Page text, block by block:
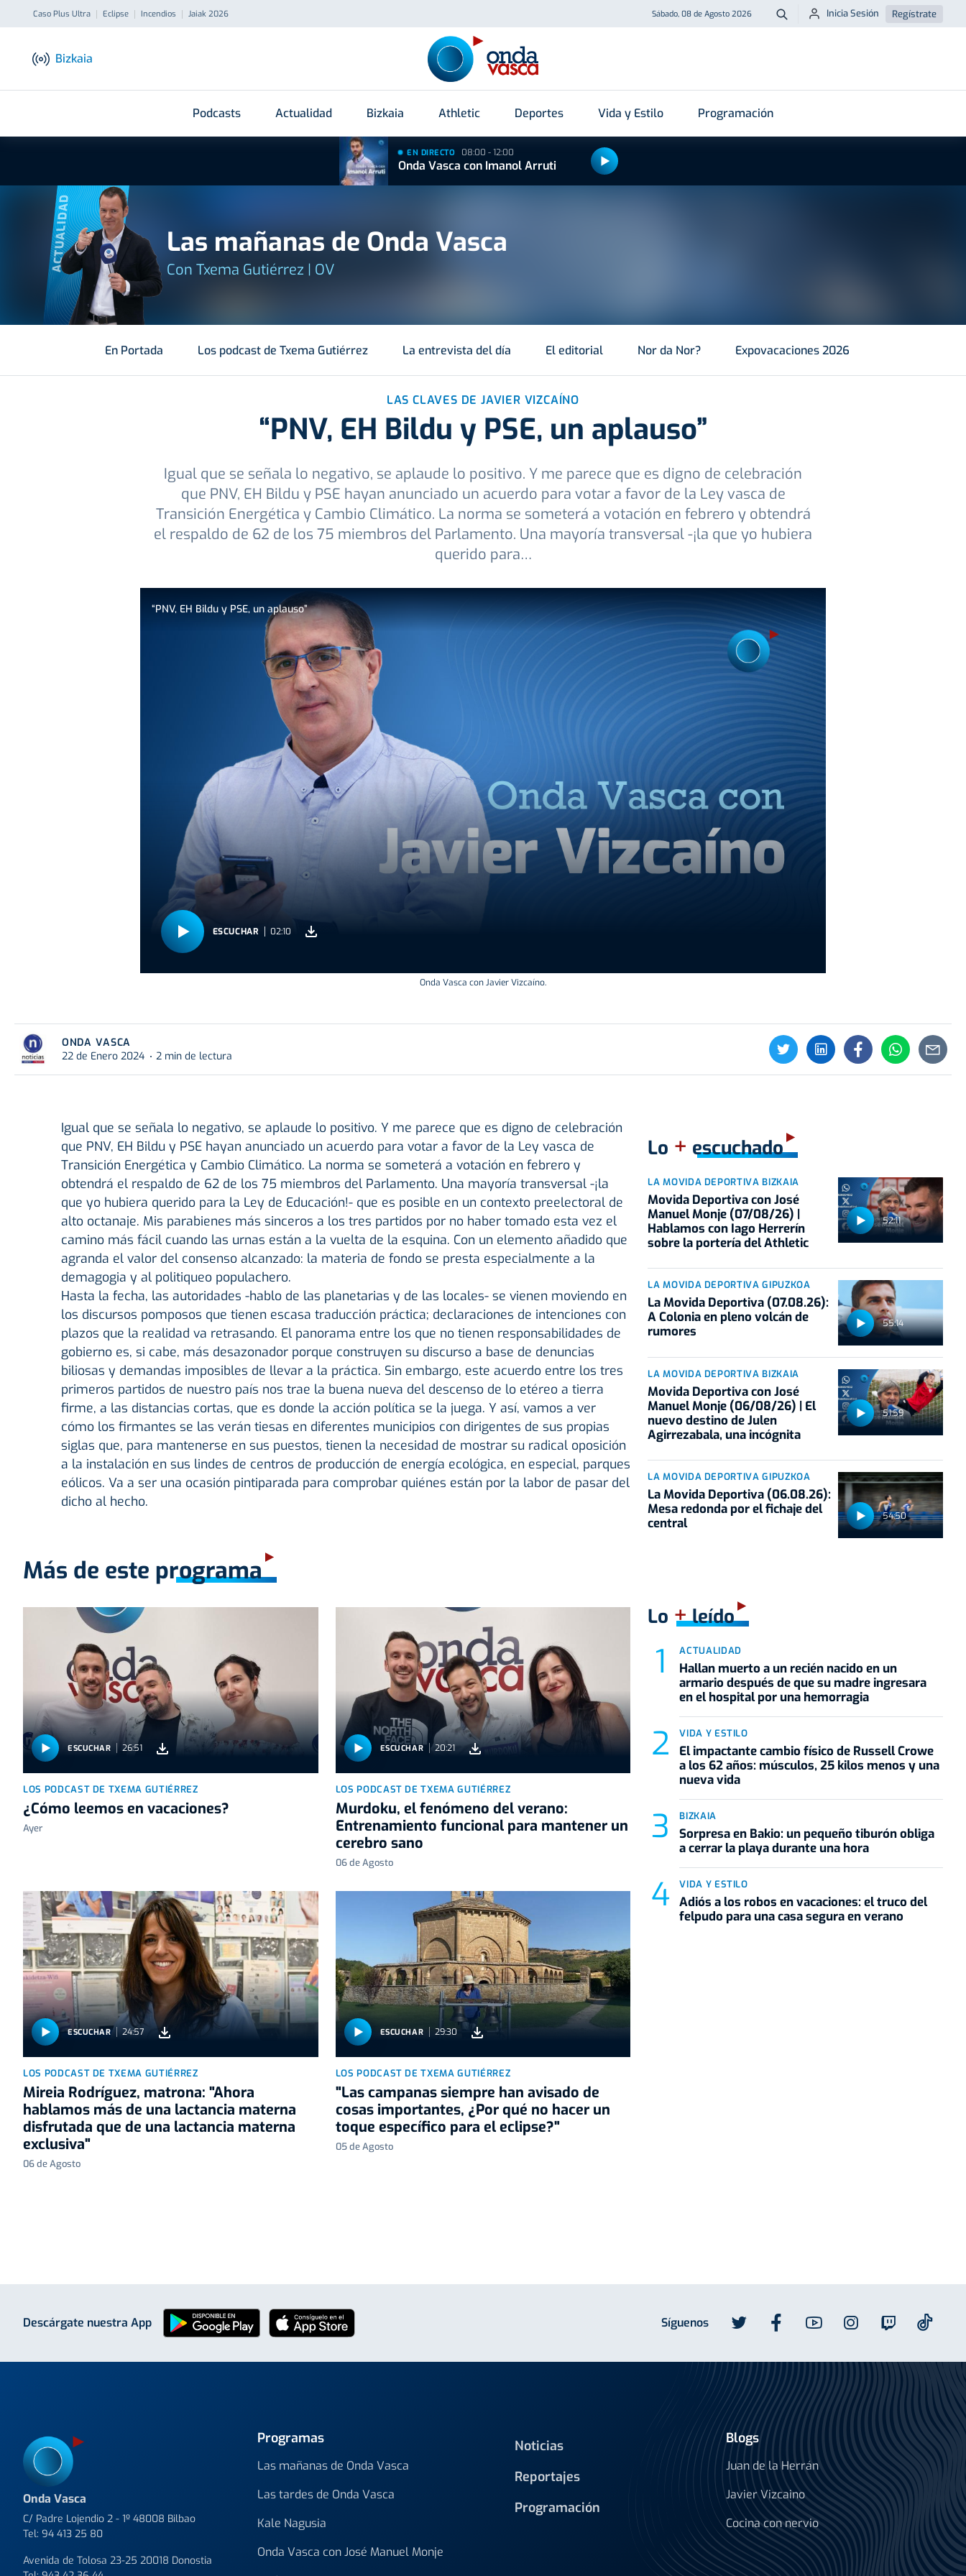
Caso Plus Ultra Eclipse Incendios Jaiak 2026 Sábado, 08 de Agosto 2026 Buscar
Inicia Sesión Regístrate
Bizkaia
Podcasts Actualidad Bizkaia Athletic Deportes Vida y Estilo Programación
EN DIRECTO 08:00 - 12:00
Onda Vasca con Imanol Arruti
ACTUALIDAD Las mañanas de Onda Vasca
Con Txema Gutiérrez | OV
En Portada Los podcast de Txema Gutiérrez La entrevista del día El editorial Nor da Nor? Expovacaciones 2026
LAS CLAVES DE JAVIER VIZCAÍNO
“PNV, EH Bildu y PSE, un aplauso”
Igual que se señala lo negativo, se aplaude lo positivo. Y me parece que es digno de celebración
que PNV, EH Bildu y PSE hayan anunciado un acuerdo para votar a favor de la Ley vasca de
Transición Energética y Cambio Climático. La norma se someterá a votación en febrero y obtendrá
el respaldo de 62 de los 75 miembros del Parlamento. Una mayoría transversal -¡la que yo hubiera
querido para…
“PNV, EH Bildu y PSE, un aplauso”
ESCUCHAR 02:10
Onda Vasca con Javier Vizcaíno.
ONDA VASCA
22 de Enero 2024
2 min de lectura
Igual que se señala lo negativo, se aplaude lo positivo. Y me parece que es digno de celebración
que PNV, EH Bildu y PSE hayan anunciado un acuerdo para votar a favor de la Ley vasca de
Transición Energética y Cambio Climático. La norma se someterá a votación en febrero y
obtendrá el respaldo de 62 de los 75 miembros del Parlamento. Una mayoría transversal -¡la
que yo hubiera querido para la Ley de Educación!- que es posible en un contexto preelectoral de
alto octanaje. Mis parabienes más sinceros a los tres partidos por no haber tomado esta vez el
camino más fácil cuando las urnas están a la vuelta de la esquina. Con un elemento añadido que
agranda el valor del consenso alcanzado: la materia de fondo se presta especialmente a la
demagogia y al politiqueo populachero.
Hasta la fecha, las autoridades -hablo de las planetarias y de las locales- se vienen moviendo en
los discursos pomposos que tienen escasa traducción práctica; declaraciones de intenciones con
plazos que la realidad va retrasando. El panorama entre los que no tienen responsabilidades de
gobierno es, si cabe, más desazonador porque construyen su discurso a base de denuncias
biliosas y demandas imposibles de llevar a la práctica. Sin embargo, este acuerdo entre los tres
primeros partidos de nuestro país nos trae la buena nueva del descenso de lo etéreo a tierra
firme, a las distancias cortas, que es donde la acción política se la juega. Y así, vamos a ver
cómo los firmantes se las verán tiesas en diferentes municipios con dirigentes de sus propias
siglas que, para mantenerse en sus puestos, tienen la necesidad de mostrar su radical oposición
a la instalación en sus lindes de centros de producción de energía ecológica, en especial, parques
eólicos. Va a ser una ocasión pintiparada para comprobar quiénes están por la labor de pasar del
dicho al hecho.
Más de este programa
ESCUCHAR 26:51
LOS PODCAST DE TXEMA GUTIÉRREZ
¿Cómo leemos en vacaciones?
Ayer
ESCUCHAR 20:21
LOS PODCAST DE TXEMA GUTIÉRREZ
Murdoku, el fenómeno del verano:
Entrenamiento funcional para mantener un
cerebro sano
06 de Agosto
ESCUCHAR 24:57
LOS PODCAST DE TXEMA GUTIÉRREZ
Mireia Rodríguez, matrona: "Ahora
hablamos más de una lactancia materna
disfrutada que de una lactancia materna
exclusiva"
06 de Agosto
ESCUCHAR 29:30
LOS PODCAST DE TXEMA GUTIÉRREZ
"Las campanas siempre han avisado de
cosas importantes, ¿Por qué no hacer un
toque específico para el eclipse?"
05 de Agosto
Lo + escuchado
52:11
LA MOVIDA DEPORTIVA BIZKAIA
Movida Deportiva con José
Manuel Monje (07/08/26) |
Hablamos con Iago Herrerín
sobre la portería del Athletic
55:14
LA MOVIDA DEPORTIVA GIPUZKOA
La Movida Deportiva (07.08.26):
A Colonia en pleno volcán de
rumores
51:59
LA MOVIDA DEPORTIVA BIZKAIA
Movida Deportiva con José
Manuel Monje (06/08/26) | El
nuevo destino de Julen
Agirrezabala, una incógnita
54:50
LA MOVIDA DEPORTIVA GIPUZKOA
La Movida Deportiva (06.08.26):
Mesa redonda por el fichaje del
central
Lo +leído
ACTUALIDAD
Hallan muerto a un recién nacido en un
armario después de que su madre ingresara
en el hospital por una hemorragia
VIDA Y ESTILO
El impactante cambio físico de Russell Crowe
a los 62 años: músculos, 25 kilos menos y una
nueva vida
BIZKAIA
Sorpresa en Bakio: un pequeño tiburón obliga
a cerrar la playa durante una hora
VIDA Y ESTILO
Adiós a los robos en vacaciones: el truco del
felpudo para una casa segura en verano
Síguenos
Descárgate nuestra App
Programas
Las mañanas de Onda Vasca
Las tardes de Onda Vasca
Kale Nagusia
Onda Vasca con José Manuel Monje
Noticias
Reportajes
Programación
Blogs
Juan de la Herrán
Javier Vizcaino
Cocina con nervio
Onda Vasca
C/ Padre Lojendio 2 - 1º 48008 Bilbao
Tel: 94 413 25 80
Avenida de Tolosa 23-25 20018 Donostia